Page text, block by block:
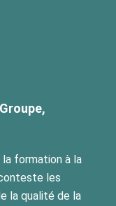
la formation à la
les
la qualité de la